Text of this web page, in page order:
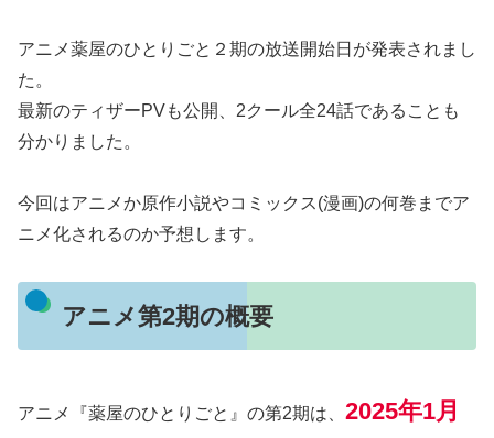
アニメ薬屋のひとりごと２期の放送開始日が発表されまし
た。
最新のティザーPVも公開、2クール全24話であることも
分かりました。
今回はアニメか原作小説やコミックス(漫画)の何巻までア
ニメ化されるのか予想します。
アニメ第2期の概要
アニメ『薬屋のひとりごと』の第2期は、 2025年1月